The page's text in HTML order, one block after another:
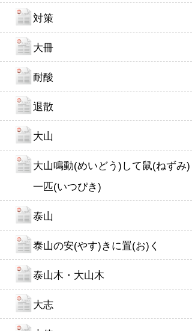
対策
大冊
耐酸
退散
大山
大山鳴動(めいどう)して鼠(ねずみ)
一匹(いつぴき)
泰山
泰山の安(やす)きに置(お)く
泰山木・大山木
大志